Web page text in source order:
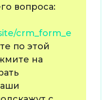
вопроса:
crm_form_e
по этой
на